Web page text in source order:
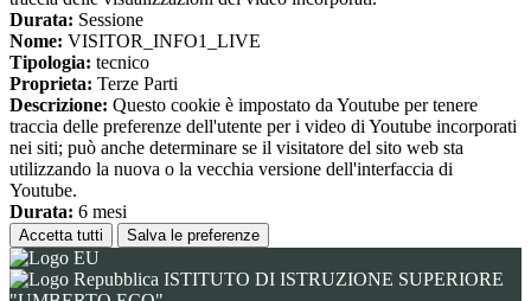
Durata: Sessione
Nome: VISITOR_INFO1_LIVE
Tipologia: tecnico
Proprieta: Terze Parti
Descrizione: Questo cookie è impostato da Youtube per tenere
traccia delle preferenze dell'utente per i video di Youtube incorporati
nei siti; può anche determinare se il visitatore del sito web sta
utilizzando la nuova o la vecchia versione dell'interfaccia di
Youtube.
Durata: 6 mesi
Accetta tutti Salva le preferenze
ISTITUTO DI ISTRUZIONE SUPERIORE